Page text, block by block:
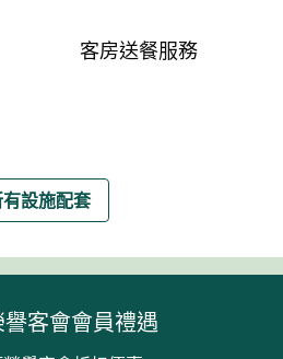
客房送餐服務
設施配套
客會會員禮遇